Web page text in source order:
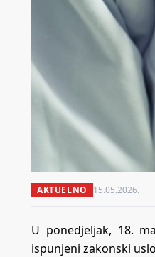
AKTUELNO 15.05.2026.
U ponedjeljak, 18.
ispunjeni zakonski